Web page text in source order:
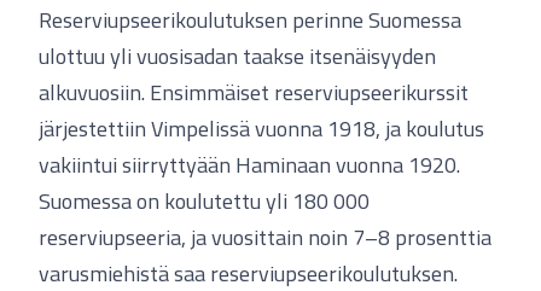
Reserviupseerikoulutuksen perinne Suomessa
ulottuu yli vuosisadan taakse itsenäisyyden
alkuvuosiin. Ensimmäiset reserviupseerikurssit
järjestettiin Vimpelissä vuonna 1918, ja koulutus
vakiintui siirryttyään Haminaan vuonna 1920.
Suomessa on koulutettu yli 180 000
reserviupseeria, ja vuosittain noin 7–8 prosenttia
varusmiehistä saa reserviupseerikoulutuksen.